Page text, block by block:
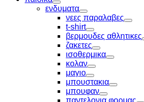
Toggle
ενδυματα
Toggle
νεες παραλαβες
Toggle
t-shirt
Toggle
βερμουδες αθλητικες
ζακετες
Toggle
ισοθερμικα
Toggle
κολαν
Toggle
μαγιο
Toggle
μπουστακια
Toggle
μπουφαν
Toggle